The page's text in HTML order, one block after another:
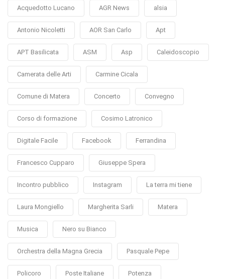
Acquedotto Lucano AGR News alsia
Antonio Nicoletti AOR San Carlo Apt
APT Basilicata ASM Asp Caleidoscopio
Camerata delle Arti Carmine Cicala
Comune di Matera Concerto Convegno
Corso di formazione Cosimo Latronico
Digitale Facile Facebook Ferrandina
Francesco Cupparo Giuseppe Spera
Incontro pubblico Instagram La terra mi tiene
Laura Mongiello Margherita Sarli Matera
Musica Nero su Bianco
Orchestra della Magna Grecia Pasquale Pepe
Policoro Poste Italiane Potenza